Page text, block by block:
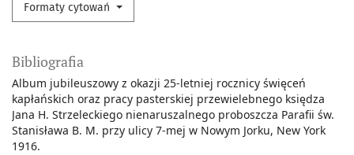
Formaty cytowań
Bibliografia
Album jubileuszowy z okazji 25-letniej rocznicy święceń
kapłańskich oraz pracy pasterskiej przewielebnego księdza
Jana H. Strzeleckiego nienaruszalnego proboszcza Parafii św.
Stanisława B. M. przy ulicy 7-mej w Nowym Jorku, New York
1916.